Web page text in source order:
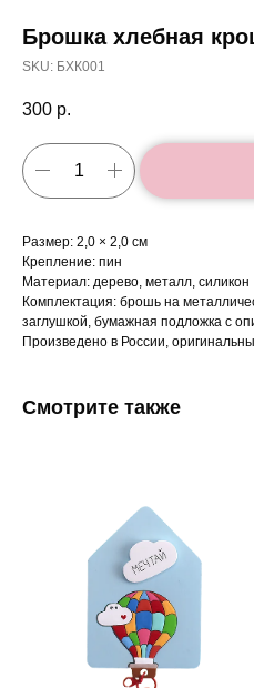
Брошка хлебная
SKU: БХК001
300 р.
Размер: 2,0 × 2,0 см
Крепление: пин
Материал: дерево, металл, силикон
Комплектация: брошь на
заглушкой, бумажная подложка с
Произведено в России,
Смотрите также